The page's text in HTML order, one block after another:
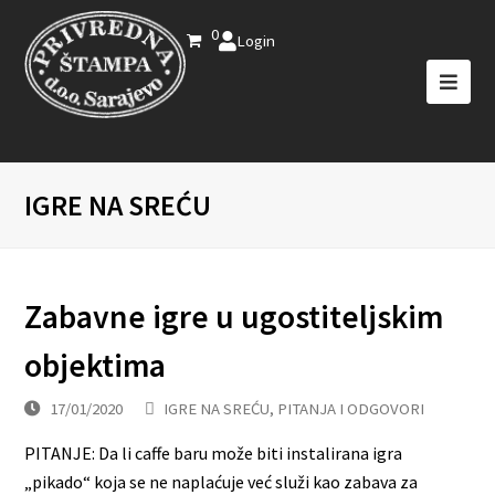
0 Login
IGRE NA SREĆU
Zabavne igre u ugostiteljskim
objektima
17/01/2020 IGRE NA SREĆU, PITANJA I ODGOVORI
PITANJE: Da li caffe baru može biti instalirana igra
„pikado“ koja se ne naplaćuje već služi kao zabava za